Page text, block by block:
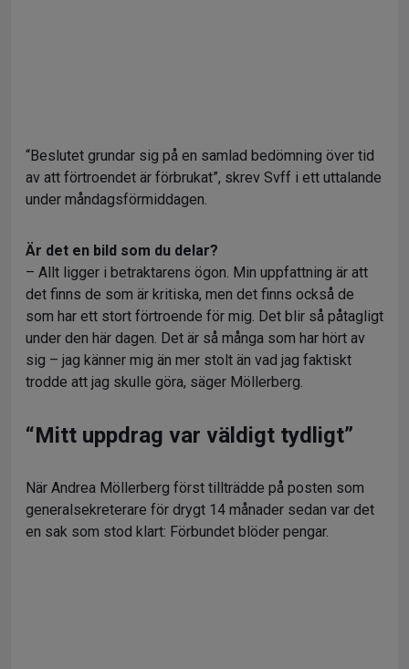
“Beslutet grundar sig på en samlad bedömning över tid
av att förtroendet är förbrukat”, skrev Svff i ett uttalande
under måndagsförmiddagen.
Är det en bild som du delar?
– Allt ligger i betraktarens ögon. Min uppfattning är att
det finns de som är kritiska, men det finns också de
som har ett stort förtroende för mig. Det blir så påtagligt
under den här dagen. Det är så många som har hört av
sig – jag känner mig än mer stolt än vad jag faktiskt
trodde att jag skulle göra, säger Möllerberg.
“Mitt uppdrag var väldigt tydligt”
När Andrea Möllerberg först tillträdde på posten som
generalsekreterare för drygt 14 månader sedan var det
en sak som stod klart: Förbundet blöder pengar.